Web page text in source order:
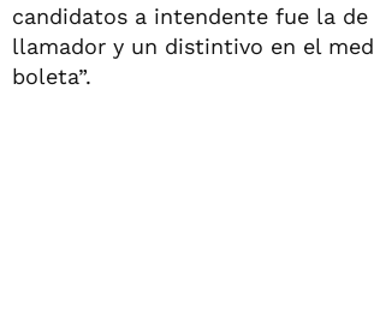
candidatos a intendente fue la de
llamador y un distintivo en el
boleta”.